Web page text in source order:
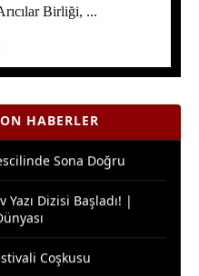
Birliği, ...
Sona Doğru
Dizisi Başladı! |
Coşkusu
Ağustos 2026